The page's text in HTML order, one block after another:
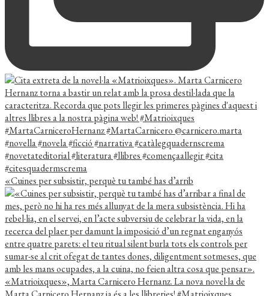
«Cuines per subsistir, perquè tu també has d’arrib